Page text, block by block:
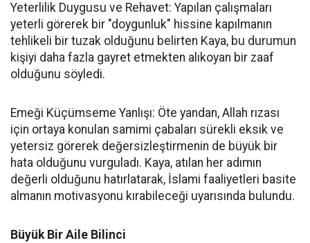
Yeterlilik Duygusu ve Rehavet: Yapılan çalışmaları
yeterli görerek bir "doygunluk" hissine kapılmanın
tehlikeli bir tuzak olduğunu belirten Kaya, bu durumun
kişiyi daha fazla gayret etmekten alıkoyan bir zaaf
olduğunu söyledi.
Emeği Küçümseme Yanlışı: Öte yandan, Allah rızası
için ortaya konulan samimi çabaları sürekli eksik ve
yetersiz görerek değersizleştirmenin de büyük bir
hata olduğunu vurguladı. Kaya, atılan her adımın
değerli olduğunu hatırlatarak, İslami faaliyetleri basite
almanın motivasyonu kırabileceği uyarısında bulundu.
Büyük Bir Aile Bilinci